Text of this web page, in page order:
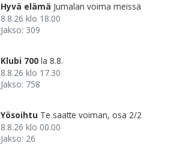
Hyvä elämä Jumalan voima meissä
8.8.26 klo 18.00
Jakso: 309
Klubi 700 la 8.8.
8.8.26 klo 17.30
Jakso: 758
Yösoihtu Te saatte voiman, osa 2/2
8.8.26 klo 00.00
Jakso: 26